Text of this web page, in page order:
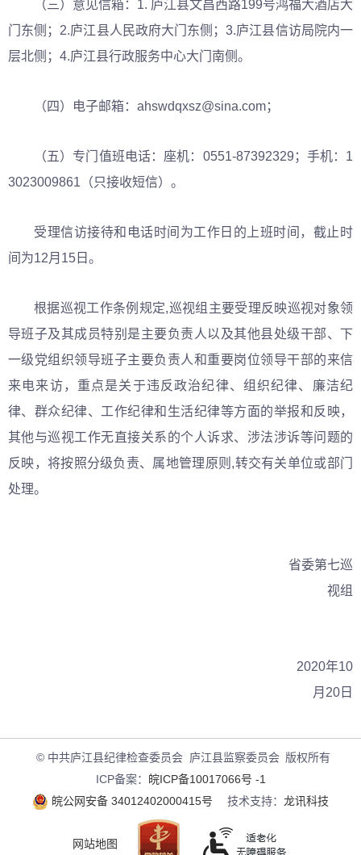
（三）意见信箱：1. 庐江县文昌西路199号鸿福大酒店大
门东侧；2.庐江县人民政府大门东侧；3.庐江县信访局院内一
层北侧；4.庐江县行政服务中心大门南侧。
（四）电子邮箱：ahswdqxsz@sina.com；
（五）专门值班电话：座机：0551-87392329；手机：1
3023009861（只接收短信）。
受理信访接待和电话时间为工作日的上班时间，截止时
间为12月15日。
根据巡视工作条例规定,巡视组主要受理反映巡视对象领
导班子及其成员特别是主要负责人以及其他县处级干部、下
一级党组织领导班子主要负责人和重要岗位领导干部的来信
来电来访，重点是关于违反政治纪律、组织纪律、廉洁纪
律、群众纪律、工作纪律和生活纪律等方面的举报和反映，
其他与巡视工作无直接关系的个人诉求、涉法涉诉等问题的
反映，将按照分级负责、属地管理原则,转交有关单位或部门
处理。
省委第七巡
视组
2020年10
月20日
© 中共庐江县纪律检查委员会 庐江县监察委员会 版权所有
ICP备案： 皖ICP备10017066号 -1
皖公网安备 34012402000415号
技术支持： 龙讯科技
网站地图